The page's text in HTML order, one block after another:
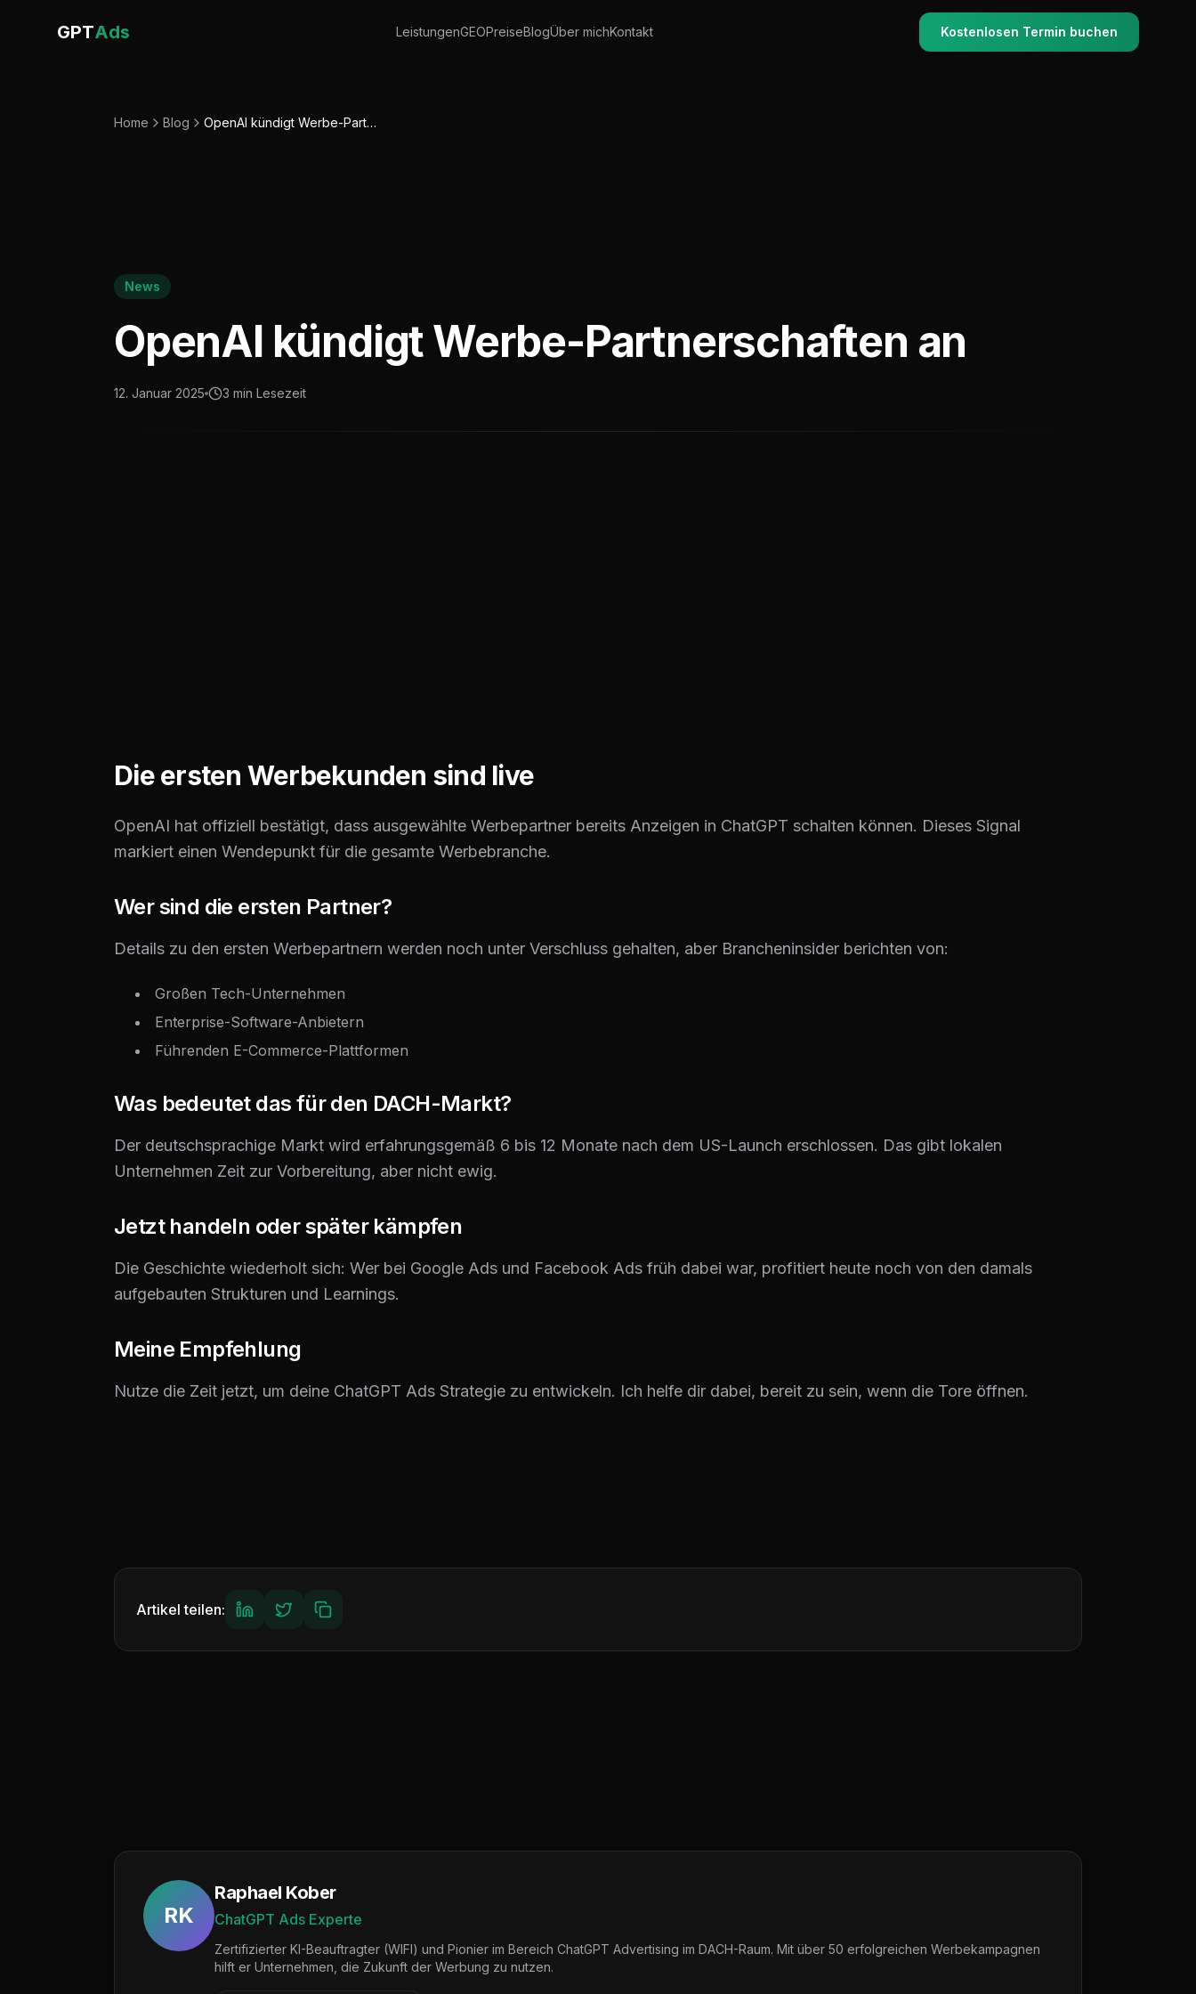
GPTAds LeistungenGEOPreiseBlogÜber michKontakt Kostenlosen Termin buchen
Home Blog OpenAI kündigt Werbe-Partnerschaften an
News
OpenAI kündigt Werbe-Partnerschaften an
12. Januar 2025 3 min Lesezeit
Die ersten Werbekunden sind live
OpenAI hat offiziell bestätigt, dass ausgewählte Werbepartner bereits Anzeigen in ChatGPT schalten können. Dieses Signal
markiert einen Wendepunkt für die gesamte Werbebranche.
Wer sind die ersten Partner?
Details zu den ersten Werbepartnern werden noch unter Verschluss gehalten, aber Brancheninsider berichten von:
Großen Tech-Unternehmen
Enterprise-Software-Anbietern
Führenden E-Commerce-Plattformen
Was bedeutet das für den DACH-Markt?
Der deutschsprachige Markt wird erfahrungsgemäß 6 bis 12 Monate nach dem US-Launch erschlossen. Das gibt lokalen
Unternehmen Zeit zur Vorbereitung, aber nicht ewig.
Jetzt handeln oder später kämpfen
Die Geschichte wiederholt sich: Wer bei Google Ads und Facebook Ads früh dabei war, profitiert heute noch von den damals
aufgebauten Strukturen und Learnings.
Meine Empfehlung
Nutze die Zeit jetzt, um deine ChatGPT Ads Strategie zu entwickeln. Ich helfe dir dabei, bereit zu sein, wenn die Tore öffnen.
Artikel teilen:
RK
Raphael Kober
ChatGPT Ads Experte
Zertifizierter KI-Beauftragter (WIFI) und Pionier im Bereich ChatGPT Advertising im DACH-Raum. Mit über 50 erfolgreichen Werbekampagnen
hilft er Unternehmen, die Zukunft der Werbung zu nutzen.